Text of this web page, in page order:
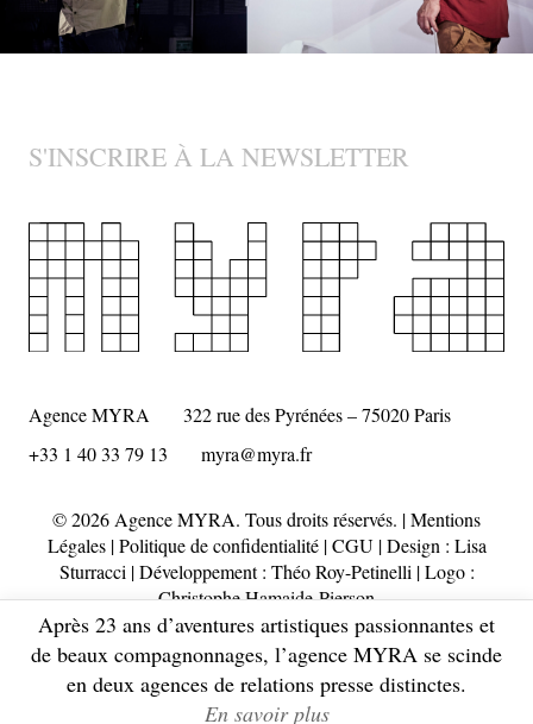
S'INSCRIRE À LA NEWSLETTER
Agence MYRA
322 rue des Pyrénées – 75020 Paris
+33 1 40 33 79 13
myra@myra.fr
© 2026 Agence MYRA. Tous droits réservés. |Mentions
Légales|Politique de confidentialité|CGU| Design : Lisa
Sturracci | Développement : Théo Roy-Petinelli | Logo :
Christophe Hamaide-Pierson
Après 23 ans d’aventures artistiques passionnantes et
de beaux compagnonnages, l’agence MYRA se scinde
en deux agences de relations presse distinctes.
En savoir plus